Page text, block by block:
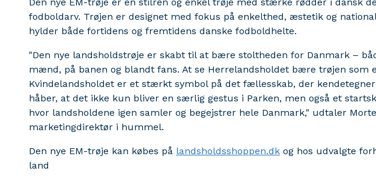
fodboldarv. Trøjen er designet med fokus på enkelthed, æstetik og
hylder både fortidens og fremtidens danske fodboldhelte.
"Den nye landsholdstrøje er skabt til at bære stoltheden for Danmark –
mænd, på banen og blandt fans. At se Herrelandsholdet bære trøjen som
Kvindelandsholdet er et stærkt symbol på det fællesskab, der
håber, at det ikke kun bliver en særlig gestus i Parken, men også et
hvor landsholdene igen samler og begejstrer hele Danmark," udtaler
marketingdirektør i hummel.
Den nye EM-trøje kan købes på landsholdsshoppen.dk og hos udvalgte
land